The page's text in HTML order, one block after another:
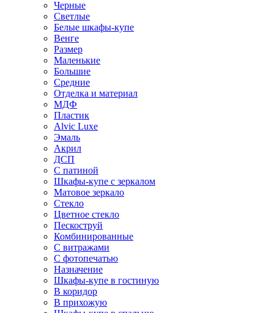
Черные
Светлые
Белые шкафы-купе
Венге
Размер
Маленькие
Большие
Средние
Отделка и материал
МДФ
Пластик
Alvic Luxe
Эмаль
Акрил
ДСП
С патиной
Шкафы-купе с зеркалом
Матовое зеркало
Стекло
Цветное стекло
Пескоструй
Комбинированные
С витражами
С фотопечатью
Назначение
Шкафы-купе в гостиную
В коридор
В прихожую